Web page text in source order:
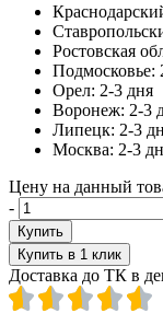
Ростовская
Подмосковье:
Орел: 2-3 дня
Воронеж: 2-3
Липецк: 2-3
Москва: 2-3
Цену на данный
-
Купить
Купить в 1 клик
Доставка до ТК в